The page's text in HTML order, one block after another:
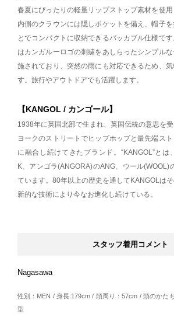
春夏にぴったりの軽量リップストップ素材を使用
内側のクラウンには隠しポケットを備え、帽子
とでコンパクトに収納できるパッカブル仕様で
はカンガルーロゴの刺繍をあしらったシンプル
施されており、突然の雨にも対応できるため、
す。旅行やアウトドアでも活躍します。
【KANGOL / カンゴール】
1938年に英国北部で生まれ、英国伝統の意思を
ヨークのストリートでヒップホップと最先端ス
に融合し続けてきたブランド。“KANGOL”とは
K、アンゴラ(ANGORA)のANG、ウール(WOOL)
ています。80年以上の歴史を通してKANGOLは
新的な技術により今なお進化し続けている。
スタッフ着用コメント
Nagasawa
性別：MEN / 身長:179cm / 頭周り：57cm / 頭のかた
型